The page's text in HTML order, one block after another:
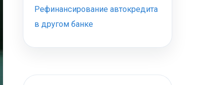
Рефинансирование автокредита
в другом банке